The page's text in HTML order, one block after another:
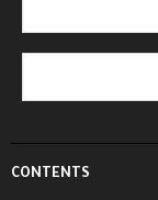
CONTENTS